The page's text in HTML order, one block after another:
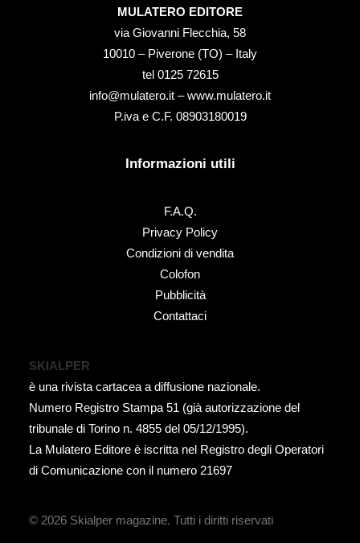
MULATERO EDITORE
via Giovanni Flecchia, 58
10010 – Piverone (TO) – Italy
tel ‭0125 72615‬
info@mulatero.it –www.mulatero.it
P.iva e C.F. 08903180019
Informazioni utili
F.A.Q.
Privacy Policy
Condizioni di vendita
Colofon
Pubblicità
Contattaci
SKIALPER
è una rivista cartacea a diffusione nazionale.
Numero Registro Stampa 51 (già autorizzazione del
tribunale di Torino n. 4855 del 05/12/1995).
La Mulatero Editore è iscritta nel Registro degli Operatori
di Comunicazione con il numero 21697
© 2026 Skialper magazine. Tutti i diritti riservati